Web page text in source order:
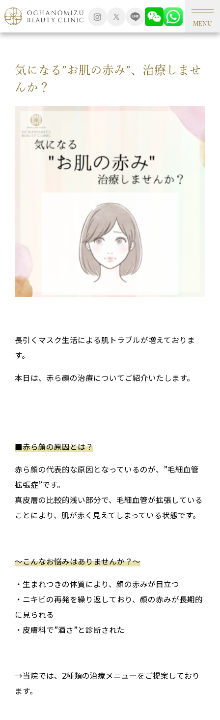
MENU
TOP 美容コラム
気になる”お肌の赤み”、治療しませ
んか？
長引くマスク生活による肌トラブルが増えておりま
す。
本日は、赤ら顔の治療についてご紹介いたします。
■赤ら顔の原因とは？
赤ら顔の代表的な原因となっているのが、”毛細血管
拡張症”です。
真皮層の比較的浅い部分で、毛細血管が拡張している
ことにより、肌が赤く見えてしまっている状態です。
～こんなお悩みはありませんか？～
・生まれつきの体質により、顔の赤みが目立つ
・ニキビの再発を繰り返しており、顔の赤みが長期的
に見られる
・皮膚科で”酒さ”と診断された
→当院では、2種類の治療メニューをご提案しており
ます。